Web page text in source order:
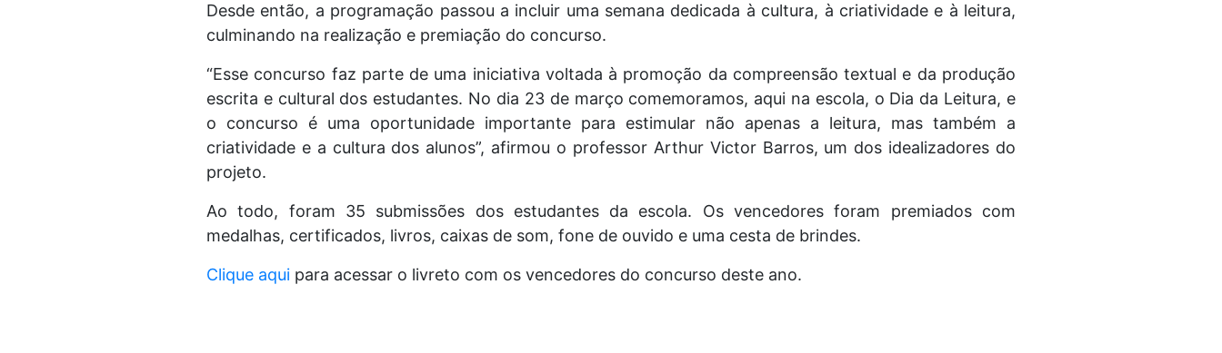
Desde então, a programação passou a incluir uma semana dedicada à cultura, à criatividade e à leitura,
culminando na realização e premiação do concurso.
“Esse concurso faz parte de uma iniciativa voltada à promoção da compreensão textual e da produção
escrita e cultural dos estudantes. No dia 23 de março comemoramos, aqui na escola, o Dia da Leitura, e
o concurso é uma oportunidade importante para estimular não apenas a leitura, mas também a
criatividade e a cultura dos alunos”, afirmou o professor Arthur Victor Barros, um dos idealizadores do
projeto.
Ao todo, foram 35 submissões dos estudantes da escola. Os vencedores foram premiados com
medalhas, certificados, livros, caixas de som, fone de ouvido e uma cesta de brindes.
Clique aqui para acessar o livreto com os vencedores do concurso deste ano.